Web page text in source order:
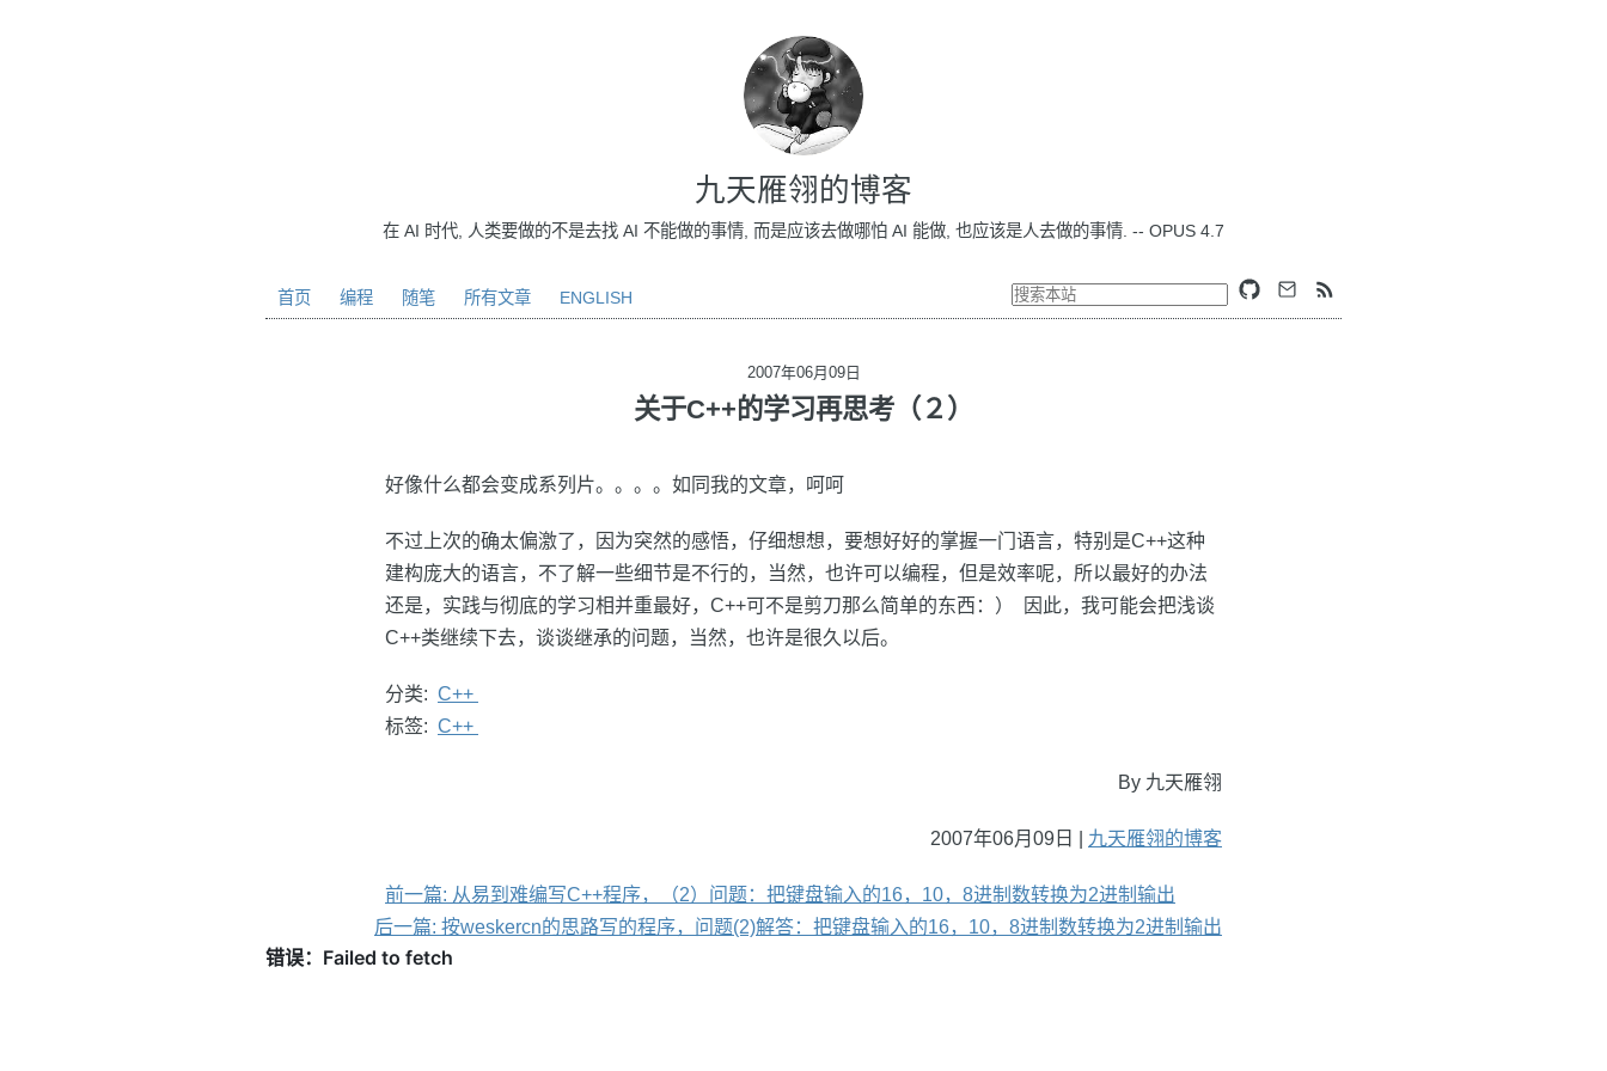
九天雁翎的博客
在 AI 时代, 人类要做的不是去找 AI 不能做的事情, 而是应该去做哪怕 AI 能做, 也应该是人去做的事情. -- OPUS 4.7
首页 编程 随笔 所有文章 ENGLISH
2007年06月09日
关于C++的学习再思考（２）
好像什么都会变成系列片。。。。如同我的文章，呵呵
不过上次的确太偏激了，因为突然的感悟，仔细想想，要想好好的掌握一门语言，特别是C++这种
建构庞大的语言，不了解一些细节是不行的，当然，也许可以编程，但是效率呢，所以最好的办法
还是，实践与彻底的学习相并重最好，C++可不是剪刀那么简单的东西：） 因此，我可能会把浅谈
C++类继续下去，谈谈继承的问题，当然，也许是很久以后。
分类: C++
标签: C++
By 九天雁翎
2007年06月09日 | 九天雁翎的博客
前一篇: 从易到难编写C++程序，（2）问题：把键盘输入的16，10，8进制数转换为2进制输出
后一篇: 按weskercn的思路写的程序，问题(2)解答：把键盘输入的16，10，8进制数转换为2进制输出